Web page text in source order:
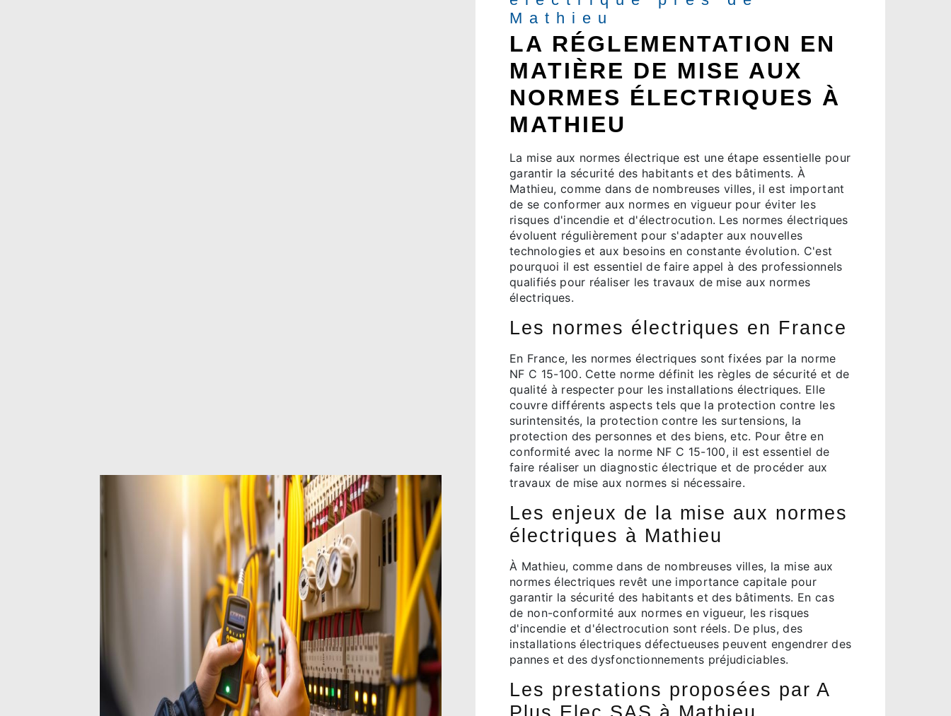
Mathieu
LA RÉGLEMENTATION EN
MATIÈRE DE MISE AUX
NORMES ÉLECTRIQUES À
MATHIEU
La mise aux normes électrique est une étape essentielle pour
garantir la sécurité des habitants et des bâtiments. À
Mathieu, comme dans de nombreuses villes, il est important
de se conformer aux normes en vigueur pour éviter les
risques d'incendie et d'électrocution. Les normes électriques
évoluent régulièrement pour s'adapter aux nouvelles
technologies et aux besoins en constante évolution. C'est
pourquoi il est essentiel de faire appel à des professionnels
qualifiés pour réaliser les travaux de mise aux normes
électriques.
Les normes électriques en France
En France, les normes électriques sont fixées par la norme
NF C 15-100. Cette norme définit les règles de sécurité et de
qualité à respecter pour les installations électriques. Elle
couvre différents aspects tels que la protection contre les
surintensités, la protection contre les surtensions, la
protection des personnes et des biens, etc. Pour être en
conformité avec la norme NF C 15-100, il est essentiel de
faire réaliser un diagnostic électrique et de procéder aux
travaux de mise aux normes si nécessaire.
Les enjeux de la mise aux normes
électriques à Mathieu
À Mathieu, comme dans de nombreuses villes, la mise aux
normes électriques revêt une importance capitale pour
garantir la sécurité des habitants et des bâtiments. En cas
de non-conformité aux normes en vigueur, les risques
d'incendie et d'électrocution sont réels. De plus, des
installations électriques défectueuses peuvent engendrer des
pannes et des dysfonctionnements préjudiciables.
Les prestations proposées par A